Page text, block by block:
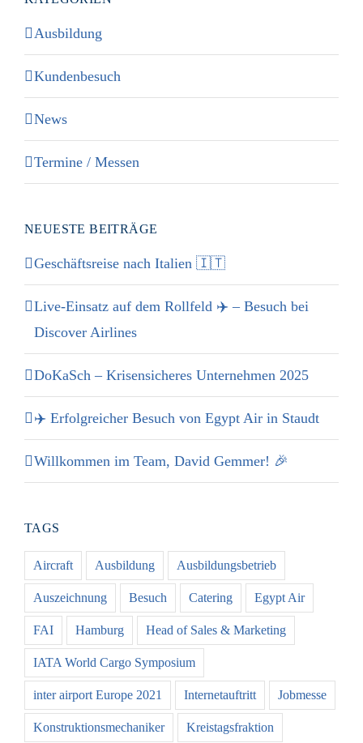
Ausbildung
Kundenbesuch
News
Termine / Messen
NEUESTE BEITRÄGE
Geschäftsreise nach Italien 🇮🇹
Live-Einsatz auf dem Rollfeld ✈️ – Besuch bei
Discover Airlines
DoKaSch – Krisensicheres Unternehmen 2025
✈️ Erfolgreicher Besuch von Egypt Air in Staudt
Willkommen im Team, David Gemmer! 🎉
TAGS
Aircraft Ausbildung Ausbildungsbetrieb
Auszeichnung Besuch Catering Egypt Air
FAI Hamburg Head of Sales & Marketing
IATA World Cargo Symposium
inter airport Europe 2021 Internetauftritt Jobmesse
Konstruktionsmechaniker Kreistagsfraktion